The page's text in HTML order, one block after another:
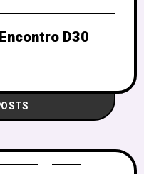
D30